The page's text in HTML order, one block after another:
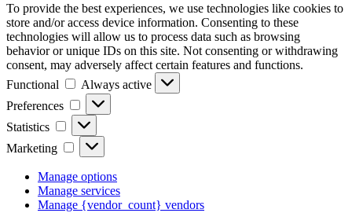
To provide the best experiences, we use technologies like cookies to
store and/or access device information. Consenting to these
technologies will allow us to process data such as browsing
behavior or unique IDs on this site. Not consenting or withdrawing
consent, may adversely affect certain features and functions.
Functional
Functional
Always active
Preferences
Preferences
Statistics Statistics
Marketing Marketing
Manage options
Manage services
Manage {vendor_count} vendors